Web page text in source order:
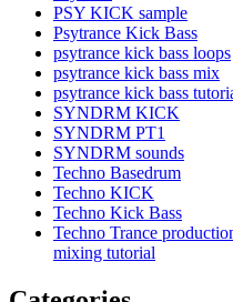
PSY KICK sample
Psytrance Kick Bass
psytrance kick bass loops
psytrance kick bass mix
psytrance kick bass
SYNDRM KICK
SYNDRM PT1
SYNDRM sounds
Techno Basedrum
Techno KICK
Techno Kick Bass
Techno Trance
mixing tutorial